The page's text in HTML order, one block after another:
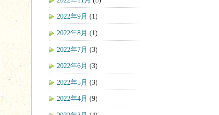
2022年9月 (1)
2022年8月 (1)
2022年7月 (3)
2022年6月 (3)
2022年5月 (3)
2022年4月 (9)